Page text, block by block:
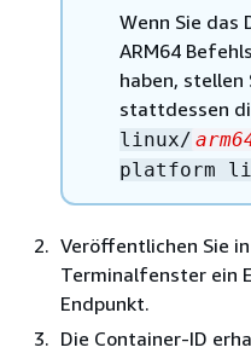
Wenn Sie das
ARM64
haben, stellen
stattdessen
linux/
platform
Veröffentlichen Sie
Terminalfenster ein
Endpunkt.
Die Container-ID